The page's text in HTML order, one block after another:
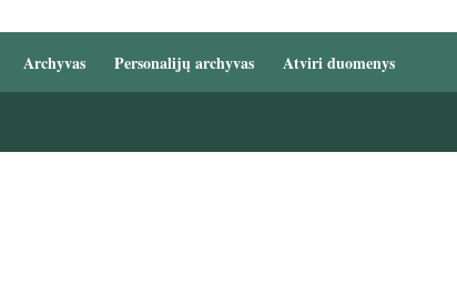
Archyvas Personalijų archyvas Atviri duomenys